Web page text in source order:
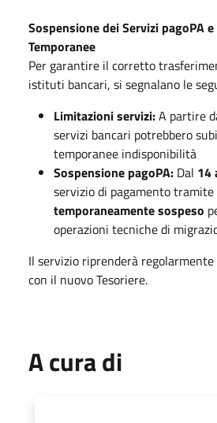
Sospensione dei Servizi pagoPA
Temporanee
Per garantire il corretto
istituti bancari, si segnalano le
Limitazioni servizi:A partire
servizi bancari potrebbero
temporanee indisponibilità
Sospensione pagoPA: Dal 14
servizio di pagamento tramite
temporaneamente sospeso
operazioni tecniche di
Il servizio riprenderà regolarmente
con il nuovo Tesoriere.
A cura di